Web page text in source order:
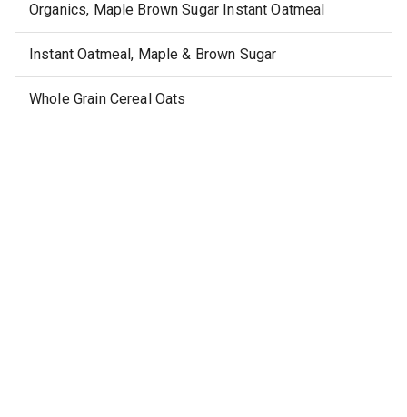
Organics, Maple Brown Sugar Instant Oatmeal
Instant Oatmeal, Maple & Brown Sugar
Whole Grain Cereal Oats